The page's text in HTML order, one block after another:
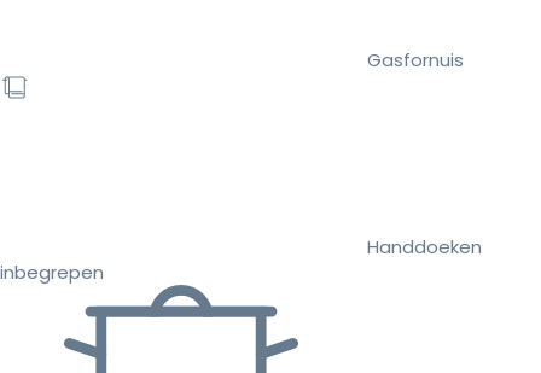
Gasfornuis
Handdoeken
inbegrepen